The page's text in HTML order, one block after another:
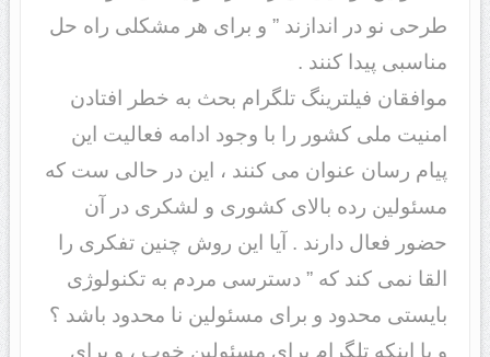
طرحی نو در اندازند ” و برای هر مشکلی راه حل
مناسبی پیدا کنند .
موافقان فیلترینگ تلگرام بحث به خطر افتادن
امنیت ملی کشور را با وجود ادامه فعالیت این
پیام رسان عنوان می کنند ، این در حالی ست که
مسئولین رده بالای کشوری و لشکری در آن
حضور فعال دارند . آیا این روش چنین تفکری را
القا نمی کند که ” دسترسی مردم به تکنولوژی
بایستی محدود و برای مسئولین نا محدود باشد ؟
و یا اینکه تلگرام برای مسئولین خوب ، و برای